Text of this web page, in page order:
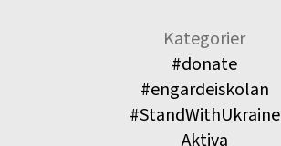
Kategorier
#donate
#engardeiskolan
#StandWithUkraine
Aktiva